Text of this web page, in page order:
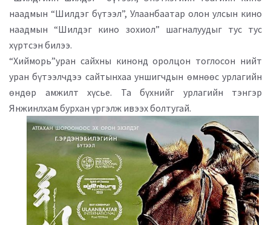
наадмын “Шилдэг бүтээл”, Улаанбаатар олон улсын кино
наадмын “Шилдэг кино зохиол” шагналуудыг тус тус
хүртсэн билээ.
“Хийморь”уран сайхны кинонд оролцон тоглосон нийт
уран бүтээлчдээ сайтынхаа уншигчдын өмнөөс урлагийн
өндөр амжилт хүсье. Та бүхнийг урлагийн тэнгэр
Янжинлхам бурхан үргэлж ивээх болтугай.